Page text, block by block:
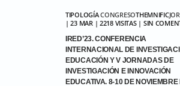
TIPOLOGÍACONGRESOTHEMNIFIC
| 23 MAR | 2218 VISITAS | SIN
IRED’23. CONFERENCIA
INTERNACIONAL DE
EDUCACIÓN Y V JORNADAS DE
INVESTIGACIÓN E INNOVACIÓN
EDUCATIVA. 8-10 DE NOVIEMBRE